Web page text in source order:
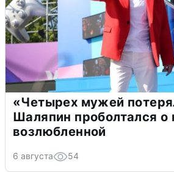
«Четырех мужей
Шаляпин проболтался о
возлюбленной
6 августа 54